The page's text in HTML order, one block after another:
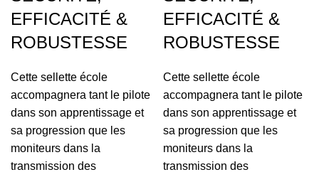
EFFICACITÉ &
ROBUSTESSE
Cette sellette école
accompagnera tant le pilote
dans son apprentissage et
sa progression que les
moniteurs dans la
transmission des
EFFICACITÉ &
ROBUSTESSE
Cette sellette école
accompagnera tant le pilote
dans son apprentissage et
sa progression que les
moniteurs dans la
transmission des